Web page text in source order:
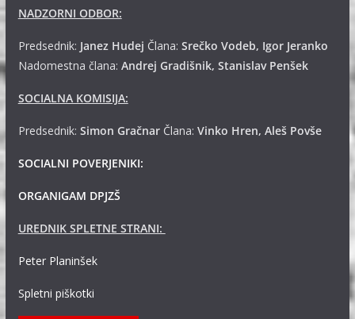
NADZORNI ODBOR:
Predsednik: Janez Hudej Člana: Srečko Vodeb, Igor Jeranko
Nadomestna člana: Andrej Gradišnik, Stanislav Penšek
SOCIALNA KOMISIJA:
Predsednik: Simon GračnarČlana: Vinko Hren, Aleš Povše
SOCIALNI POVERJENIKI:
ORGANIGAM DPJZŠ
UREDNIK SPLETNE STRANI:
Peter Planinšek
Spletni piškotki